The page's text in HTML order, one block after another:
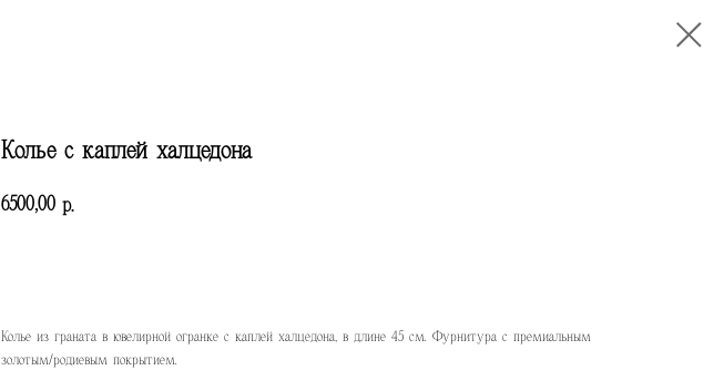
Колье с каплей халцедона
6500,00 р.
Колье из граната в ювелирной огранке с каплей халцедона, в длине 45 см. Фурнитура с премиальным
золотым/родиевым покрытием.